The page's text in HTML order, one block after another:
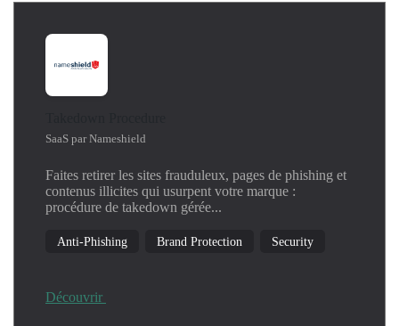
SaaS par Nameshield
Faites retirer les sites frauduleux, pages de phishing et
contenus illicites qui usurpent votre marque :
procédure de takedown gérée...
Anti-Phishing Brand Protection Security
Découvrir